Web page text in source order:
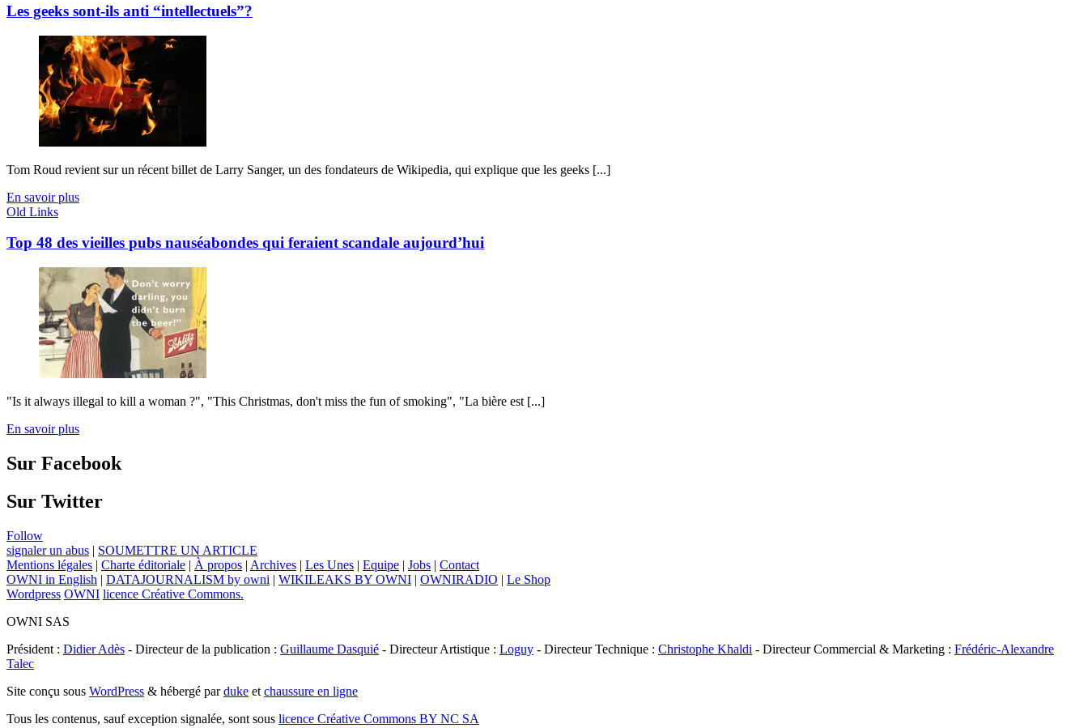
Les geeks sont-ils anti “intellectuels”?
Tom Roud revient sur un récent billet de Larry Sanger, un des fondateurs de Wikipedia, qui explique que les geeks [...]
En savoir plus
Old Links
Top 48 des vieilles pubs nauséabondes qui feraient scandale aujourd’hui
"Is it always illegal to kill a woman ?", "This Christmas, don't miss the fun of smoking", "La bière est [...]
En savoir plus
Sur Facebook
Sur Twitter
Follow
signaler un abus | SOUMETTRE UN ARTICLE
Mentions légales | Charte éditoriale | À propos | Archives | Les Unes | Equipe | Jobs | Contact
OWNI in English | DATAJOURNALISM by owni | WIKILEAKS BY OWNI | OWNIRADIO | Le Shop
Wordpress OWNI licence Créative Commons.
OWNI SAS
Président : Didier Adès - Directeur de la publication : Guillaume Dasquié - Directeur Artistique : Loguy - Directeur Technique : Christophe Khaldi - Directeur Commercial & Marketing : Frédéric-Alexandre
Talec
Site conçu sous WordPress & hébergé parduke et chaussure en ligne
Tous les contenus, sauf exception signalée, sont sous licence Créative Commons BY NC SA